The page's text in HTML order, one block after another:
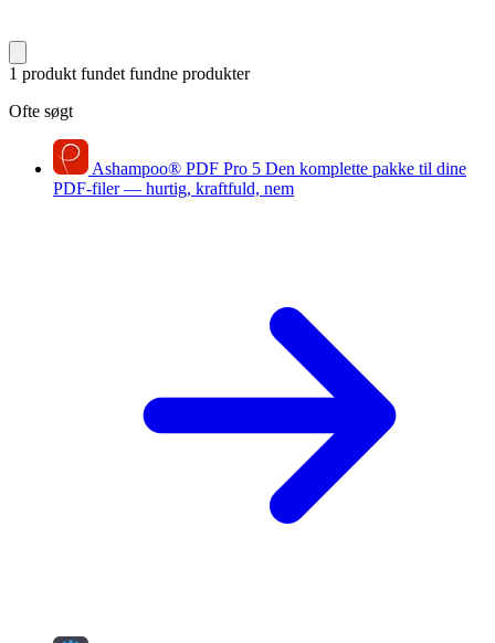
1 produkt fundet fundne produkter
Ofte søgt
Ashampoo® PDF Pro 5 Den komplette pakke til dine
PDF-filer — hurtig, kraftfuld, nem